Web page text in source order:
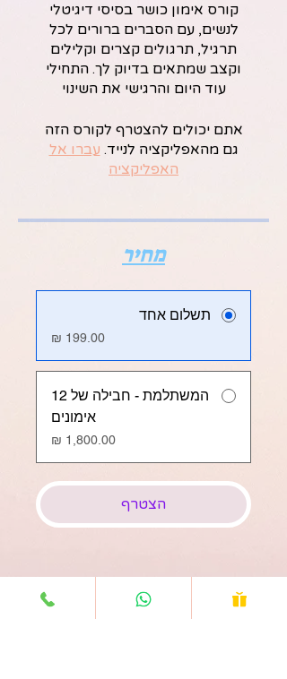
קורס אימון כושר בסיסי דיגיטלי
לנשים, עם הסברים ברורים לכל
תרגיל, תרגולים קצרים וקלילים
וקצב שמתאים בדיוק לך. התחילי
עוד היום והרגישי את השינוי
אתם יכולים להצטרף לקורס הזה
גם מהאפליקציה לנייד. עברו אל
האפליקציה
מחיר
תשלום אחד
המשתלמת - חבילה של 12
אימונים
הצטרף